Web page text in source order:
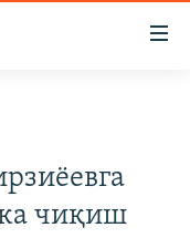
чиқиш